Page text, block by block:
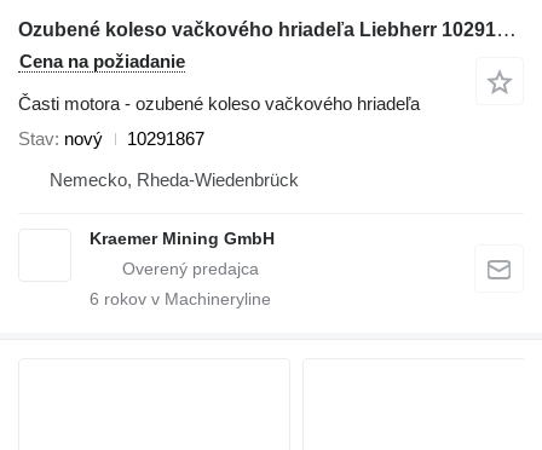
Ozubené koleso vačkového hriadeľa Liebherr 10291867 na rýpadla
Cena na požiadanie
Časti motora - ozubené koleso vačkového hriadeľa
Stav nový
10291867
Nemecko, Rheda-Wiedenbrück
Kraemer Mining GmbH
6 rokov v Machineryline